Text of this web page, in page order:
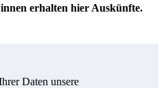
erhalten hier Auskünfte.
Daten unsere